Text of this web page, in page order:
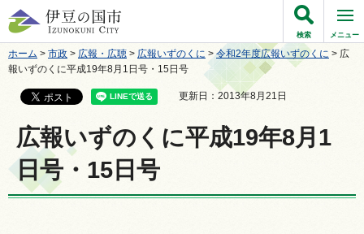
伊豆の国市
検索 メニュー
ホーム > 市政 > 広報・広聴 > 広報いずのくに >令和2年度広報いずのくに > 広
報いずのくに平成19年8月1日号・15日号
更新日：2013年8月21日
広報いずのくに平成19年8月1
日号・15日号